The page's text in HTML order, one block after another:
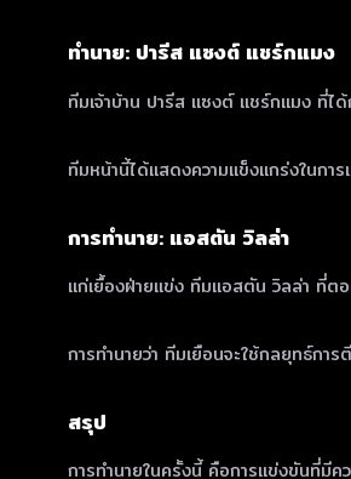
ทำนาย: ปารีส แซงต์ แชร์กแมง
ทีมเจ้าบ้าน ปารีส แซงต์ แชร์กแมง ที่ไ
ทีมหน้านี้ได้แสดงความแข็งแกร่งในกา
การทำนาย: แอสตัน วิลล่า
แก่เยื้องฝ่ายแข่ง ทีมแอสตัน วิลล่า ที่ต
การทำนายว่า ทีมเยือนจะใช้กลยุทธ์กา
สรุป
การทำนายในครั้งนี้ คือการแข่งขันที่มี